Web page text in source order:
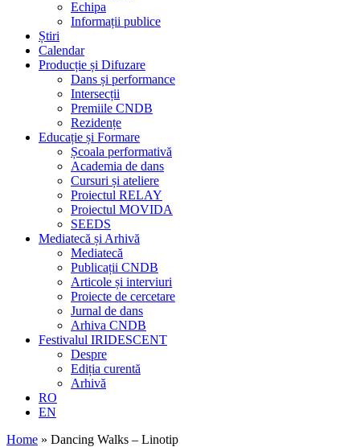
Echipa
Informații publice
Știri
Calendar
Producție și Difuzare
Dans și performance
Intersecții
Premiile CNDB
Rezidențe
Educație și Formare
Școala performativă
Academia de dans
Cursuri și ateliere
Proiectul RELAY
Proiectul MOVIDA
SEEDS
Mediatecă și Arhivă
Mediatecă
Publicații CNDB
Articole și interviuri
Proiecte de cercetare
Jurnal de dans
Arhiva CNDB
Festivalul IRIDESCENT
Despre
Ediția curentă
Arhivă
RO
EN
Home » Dancing Walks – Linotip